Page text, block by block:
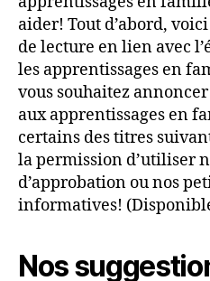
aider! Tout d’abord,
de lecture en lien avec
les apprentissages en
vous souhaitez
aux apprentissages en
certains des titres
la permission d’utiliser
d’approbation ou nos
informatives!
Nos